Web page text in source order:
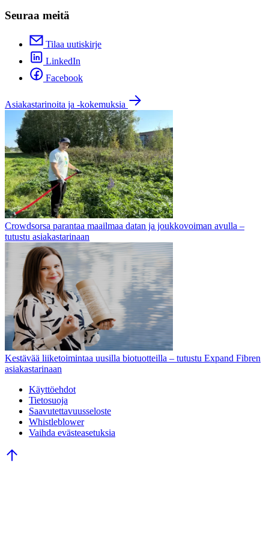
Seuraa meitä
Tilaa uutiskirje
LinkedIn
Facebook
Asiakastarinoita ja -kokemuksia
Crowdsorsa parantaa maailmaa datan ja joukkovoiman avulla –
tutustu asiakastarinaan
Kestävää liiketoimintaa uusilla biotuotteilla – tutustu Expand Fibren
asiakastarinaan
Käyttöehdot
Tietosuoja
Saavutettavuusseloste
Whistleblower
Vaihda evästeasetuksia